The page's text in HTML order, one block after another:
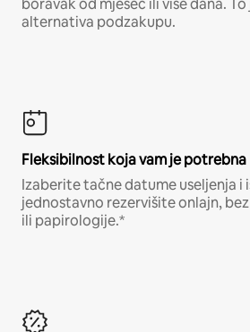
boravak od mjesec ili više dana. To
alternativa podzakupu.
Fleksibilnost koja vam je potrebna
Izaberite tačne datume useljenja i
jednostavno rezervišite onlajn,
ili papirologije.*